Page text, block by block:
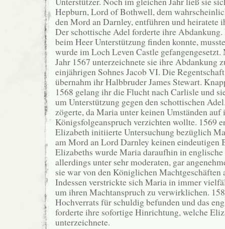
Hepburn, Lord of Bothwell, dem
den Mord an Darnley, entführen und heiratete
Der schottische Adel forderte ihre
beim Heer Unterstützung finden konnte,
wurde im Loch Leven Castle
Jahr 1567 unterzeichnete sie ihre Abdankung
einjährigen Sohnes Jacob VI. Die
übernahm ihr Halbbruder James Stewart.
1568 gelang ihr die Flucht nach Carlisle und
um Unterstützung gegen den schottischen
zögerte, da Maria unter keinen Umständen auf
Königsfolgeanspruch verzichten wollte. 1569
Elizabeth initiierte Untersuchung bezüglich
am Mord an Lord Darnley keinen eindeutigen
Elizabeths wurde Maria daraufhin in
allerdings unter sehr moderaten, gar
sie war von den Königlichen Machtgeschäften
Indessen verstrickte sich Maria in immer
um ihren Machtanspruch zu verwirklichen.
Hochverrats für schuldig befunden und das
forderte ihre sofortige Hinrichtung, welche
unterzeichnete.